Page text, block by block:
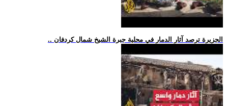
.. الجزيرة ترصد آثار الدمار في محلية جبرة الشيخ شمال كردفان